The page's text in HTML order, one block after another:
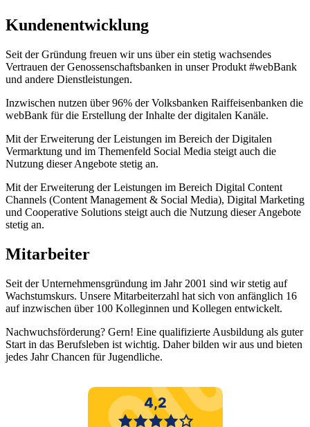
Kundenentwicklung
Seit der Gründung freuen wir uns über ein stetig wachsendes
Vertrauen der Genossenschaftsbanken in unser Produkt #webBank
und andere Dienstleistungen.
Inzwischen nutzen über 96% der Volksbanken Raiffeisenbanken die
webBank für die Erstellung der Inhalte der digitalen Kanäle.
Mit der Erweiterung der Leistungen im Bereich der Digitalen
Vermarktung und im Themenfeld Social Media steigt auch die
Nutzung dieser Angebote stetig an.
Mit der Erweiterung der Leistungen im Bereich Digital Content
Channels (Content Management & Social Media), Digital Marketing
und Cooperative Solutions steigt auch die Nutzung dieser Angebote
stetig an.
Mitarbeiter
Seit der Unternehmensgründung im Jahr 2001 sind wir stetig auf
Wachstumskurs. Unsere Mitarbeiterzahl hat sich von anfänglich 16
auf inzwischen über 100 Kolleginnen und Kollegen entwickelt.
Nachwuchsförderung? Gern! Eine qualifizierte Ausbildung als guter
Start in das Berufsleben ist wichtig. Daher bilden wir aus und bieten
jedes Jahr Chancen für Jugendliche.